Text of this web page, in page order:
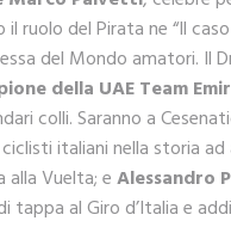
ruolo del Pirata ne “Il
del Mondo amatori. Il
della UAE Team
colli. Saranno a
italiani nella storia ad
alla Vuelta; eAlessandro
tappa al Giro d’Italia e